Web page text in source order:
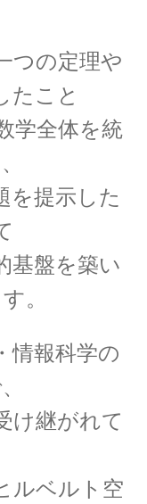
フ
なSF作家】
時間・力
】
ートンを育て
ング
つの定理や
たこと
学全体を統
を提示した
基盤を築い
。
情報科学の
け継がれて
ルベルト空